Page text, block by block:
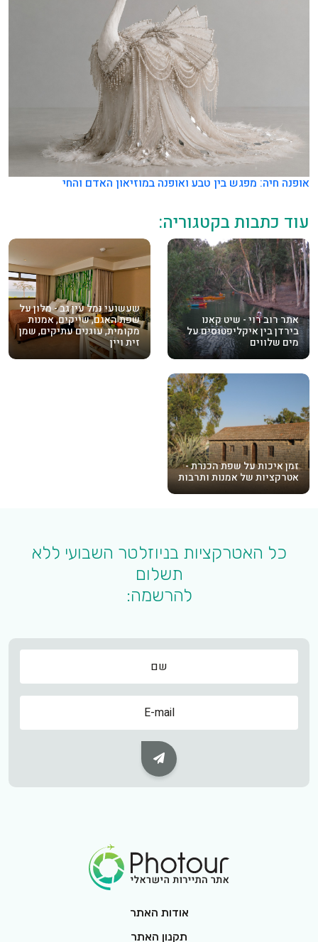
אופנה חיה: מפגש בין טבע ואופנה במוזיאון האדם והחי
עוד כתבות בקטגוריה:
אתר רוב רוי - שיט קאנו
בירדן בין איקליפטוסים על
מים שלווים
שעשועי נמל עין גב - מלון על
שפת האגם, שייקים, אמנות
מקומית, עוגנים עתיקים, שמן
זית ויין
זמן איכות על שפת הכנרת -
אטרקציות של אמנות ותרבות
כל האטרקציות בניוזלטר השבועי ללא
תשלום
להרשמה:
שם
שם
Subscribe Button
אודות האתר
תקנון האתר